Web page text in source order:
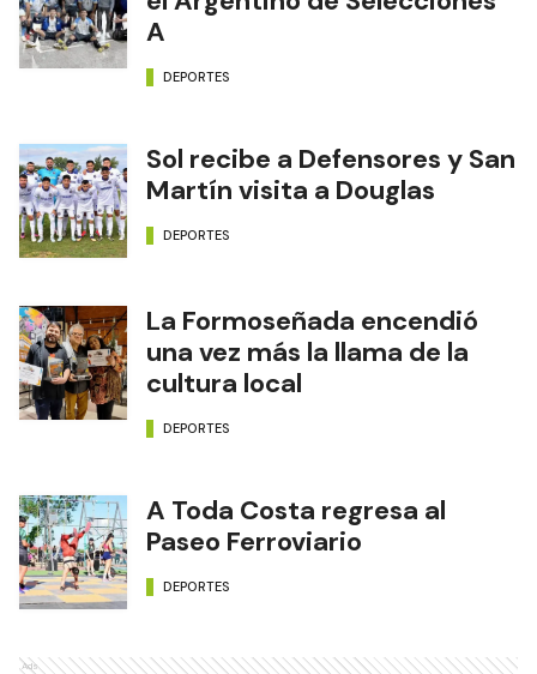
A
DEPORTES
Sol recibe a Defensores y San
Martín visita a Douglas
DEPORTES
La Formoseñada encendió
una vez más la llama de la
cultura local
DEPORTES
A Toda Costa regresa al
Paseo Ferroviario
DEPORTES
Ads